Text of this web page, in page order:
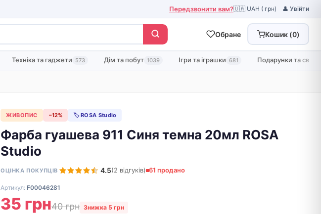
Передзвонити вам?🇺🇦 UAH ( грн) 👤 Увійти
Обране Кошик (0)
Техніка та гаджети 573 Дім та побут 1039 Ігри та іграшки 681 Подарунки та свята
ЖИВОПИС −12% 🏷 ROSA Studio
Фарба гуашева 911 Синя темна 20мл ROSA
Studio
ОЦІНКА ПОКУПЦІВ 4.5(2 відгуків) 61 продано
Артикул: F00046281
35 грн40 грн Знижка 5 грн